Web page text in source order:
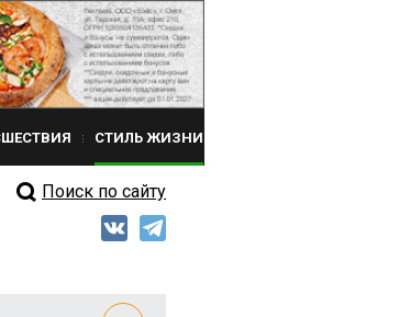
СТИЛЬ ЖИЗНИ
Поиск по сайту